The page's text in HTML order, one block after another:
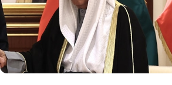
ardından
etti.